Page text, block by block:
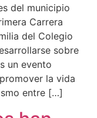
del municipio
Carrera
del Colegio
sobre
un evento
la vida
entre […]